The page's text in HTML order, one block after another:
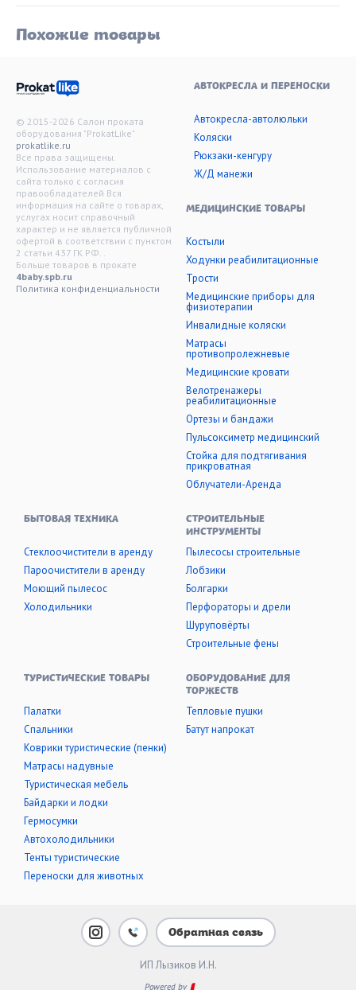
Похожие товары
© 2015-2026 Салон проката
оборудования "ProkatLike"
prokatlike.ru
Все права защищены.
Использование материалов с
сайта только с согласия
правообладателей Вся
информация на сайте о товарах,
услугах носит справочный
характер и не является публичной
офертой в соответствии с пунктом
2 статьи 437 ГК РФ. .
Больше товаров в прокате
4baby.spb.ru
Политика конфиденциальности
АВТОКРЕСЛА И ПЕРЕНОСКИ
Автокресла-автолюльки
Коляски
Рюкзаки-кенгуру
Ж/Д манежи
МЕДИЦИНСКИЕ ТОВАРЫ
Костыли
Ходунки реабилитационные
Трости
Медицинские приборы для
физиотерапии
Инвалидные коляски
Матрасы
противопролежневые
Медицинские кровати
Велотренажеры
реабилитационные
Ортезы и бандажи
Пульсоксиметр медицинский
Стойка для подтягивания
прикроватная
Облучатели-Аренда
БЫТОВАЯ ТЕХНИКА
Стеклоочистители в аренду
Пароочистители в аренду
Моющий пылесос
Холодильники
СТРОИТЕЛЬНЫЕ
ИНСТРУМЕНТЫ
Пылесосы строительные
Лобзики
Болгарки
Перфораторы и дрели
Шуруповёрты
Строительные фены
ТУРИСТИЧЕСКИЕ ТОВАРЫ
Палатки
Cпальники
Коврики туристические (пенки)
Матрасы надувные
Туристическая мебель
Байдарки и лодки
Гермосумки
Автохолодильники
Тенты туристические
Переноски для животных
ОБОРУДОВАНИЕ ДЛЯ
ТОРЖЕСТВ
Тепловые пушки
Батут напрокат
Обратная связь
ИП Лызиков И.Н.